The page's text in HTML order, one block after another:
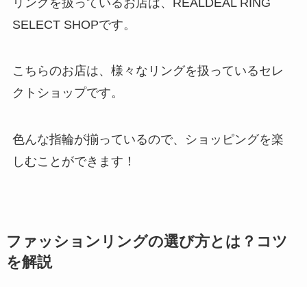
SELECT SHOPです。
こちらのお店は、様々なリングを扱っているセレ
クトショップです。
色んな指輪が揃っているので、ショッピングを楽
しむことができます！
ファッションリングの選び方とは？コツ
を解説